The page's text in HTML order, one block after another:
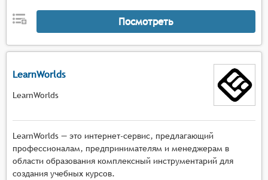
Посмотреть
LearnWorlds
LearnWorlds
LearnWorlds — это интернет-сервис, предлагающий
профессионалам, предпринимателям и менеджерам в
области образования комплексный инструментарий для
создания учебных курсов.